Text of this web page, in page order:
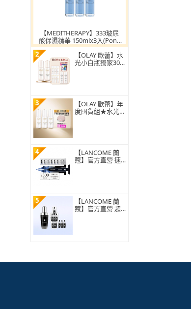
【MEDITHERAPY】333玻尿
酸保濕精華 150mlx3入(Pony
推薦/保濕/潤澤/全身可用/原
廠公司貨)
2
【OLAY 歐蕾】水
光小白瓶獨家30m
3
【OLAY 歐蕾】年
度囤貨組★水光小
4
【LANCOME 蘭
蔻】官方直營 速P
華)
5
【LANCOME 蘭
蔻】官方直營 超